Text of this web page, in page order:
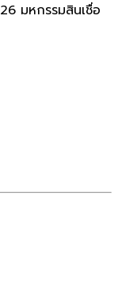
มหกรรมสินเชื่อ